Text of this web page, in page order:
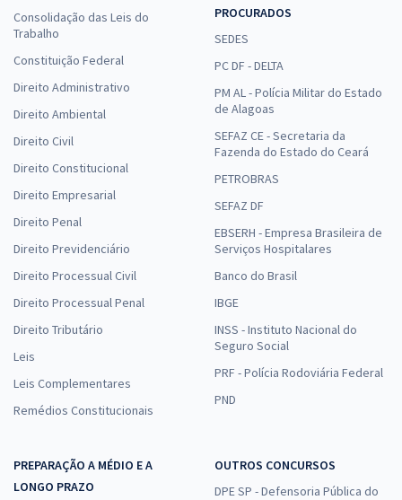
Consolidação das Leis do
Trabalho
Constituição Federal
Direito Administrativo
Direito Ambiental
Direito Civil
Direito Constitucional
Direito Empresarial
Direito Penal
Direito Previdenciário
Direito Processual Civil
Direito Processual Penal
Direito Tributário
Leis
Leis Complementares
Remédios Constitucionais
PROCURADOS
SEDES
PC DF - DELTA
PM AL - Polícia Militar do Estado
de Alagoas
SEFAZ CE - Secretaria da
Fazenda do Estado do Ceará
PETROBRAS
SEFAZ DF
EBSERH - Empresa Brasileira de
Serviços Hospitalares
Banco do Brasil
IBGE
INSS - Instituto Nacional do
Seguro Social
PRF - Polícia Rodoviária Federal
PND
PREPARAÇÃO A MÉDIO E A
LONGO PRAZO
OUTROS CONCURSOS
DPE SP - Defensoria Pública do